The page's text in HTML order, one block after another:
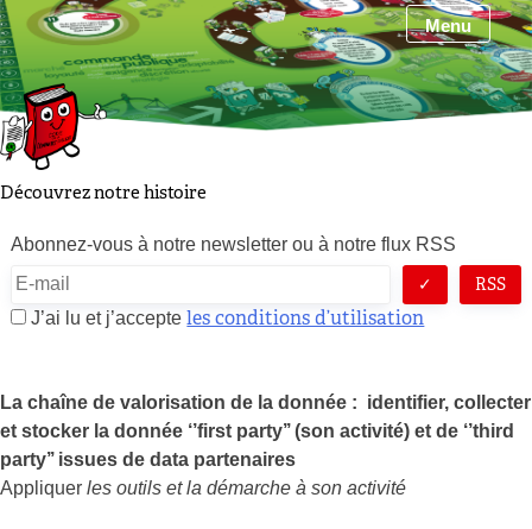
Skip
to
content
Menu
Découvrez notre histoire
Abonnez-vous à notre newsletter ou à notre flux RSS
RSS
J’ai lu et j’accepteles conditions d’utilisation
La chaîne de valorisation de la donnée : identifier, collecter
et stocker la donnée ‘’first party’’ (son activité) et de ‘’third
party’’ issues de data partenaires
Appliquer les outils et la démarche à son activité